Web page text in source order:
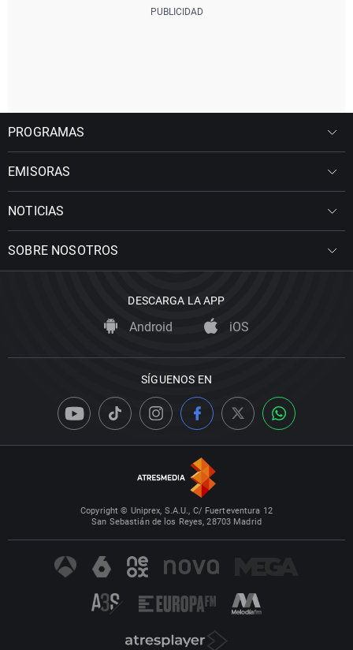
PROGRAMAS
EMISORAS
NOTICIAS
SOBRE NOSOTROS
DESCARGA LA APP
Android iOS
SÍGUENOS EN
Copyright © Uniprex, S.A.U., C/ Fuerteventura 12
San Sebastián de los Reyes, 28703 Madrid